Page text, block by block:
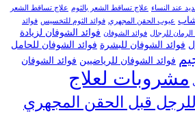
عند النساء علاج تساقط الشعر بالثوم علاج تساقط الشعر
عيوب الحقن المجهري فوائد الثوم للتخسيس فوائد
الرمان للرجال فوائد الشوفان فوائد الشوفان لزيادة
فوائد الشوفان للبشرة فوائد الشوفان للحامل
فوائد الشوفان للرياضيين فوائد الشوفان
مشروبات لعلاج
قبل الحقن المجهري